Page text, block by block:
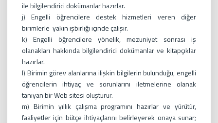
ile bilgilendirici dokümanlar hazırlar.
j) Engelli öğrencilere destek hizmetleri veren diğer
birimlerle yakın işbirliği içinde çalışır.
k) Engelli öğrencilere yönelik, mezuniyet sonrası iş
olanakları hakkında bilgilendirici dokümanlar ve kitapçıklar
hazırlar.
l) Birimin görev alanlarına ilişkin bilgilerin bulunduğu, engelli
öğrencilerin ihtiyaç ve sorunlarını iletmelerine olanak
tanıyan bir Web sitesi oluşturur.
m) Birimin yıllık çalışma programını hazırlar ve yürütür,
faaliyetler için bütçe ihtiyaçlarını belirleyerek onaya sunar;